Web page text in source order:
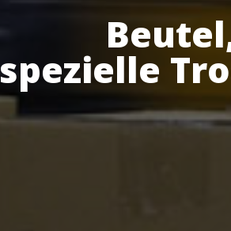
spezielle